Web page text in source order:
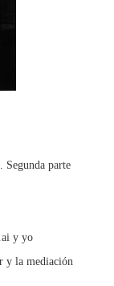
Segunda parte
y yo
y la mediación